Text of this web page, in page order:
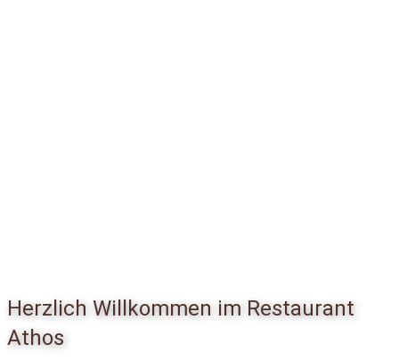
Herzlich Willkommen im Restaurant
Athos